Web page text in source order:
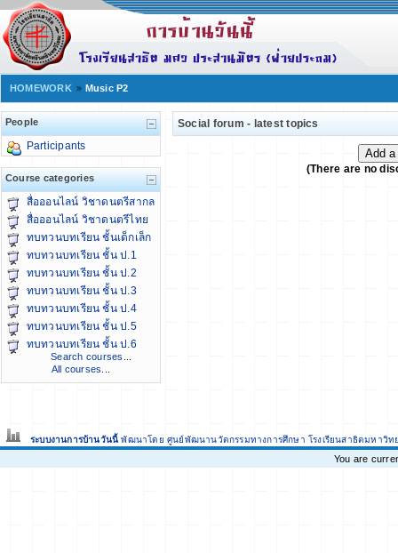
HOMEWORK Music P2
People
Participants
Course categories
สื่อออนไลน์ วิชาดนตรีสากล
สื่อออนไลน์ วิชาดนตรีไทย
ทบทวนบทเรียน ชั้นเด็กเล็ก
ทบทวนบทเรียน ชั้น ป.1
ทบทวนบทเรียน ชั้น ป.2
ทบทวนบทเรียน ชั้น ป.3
ทบทวนบทเรียน ชั้น ป.4
ทบทวนบทเรียน ชั้น ป.5
ทบทวนบทเรียน ชั้น ป.6
Search courses
All courses
Social forum - latest topics
(There are no
ระบบงานการบ้านวันนี้ พัฒนาโดย ศูนย์พัฒนานวัตกรรมทางการศึกษา โรงเรียนสาธิตมหาวิ
You are